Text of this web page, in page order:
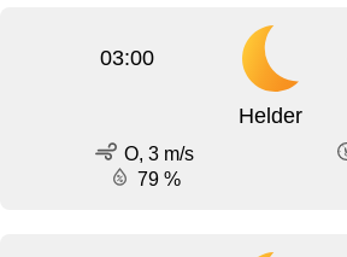
03:00
Helder
O, 3 m/s
79 %